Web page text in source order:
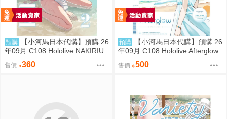
預購
【小河馬日本代購】預購 26
年09月 C108 Hololive NAKIRIU
M2 繪師:李神の落書き場
售價 360
預購
【小河馬日本代購】預購 26
年09月 C108 Hololive Afterglow
繪師:カノチ
售價 500